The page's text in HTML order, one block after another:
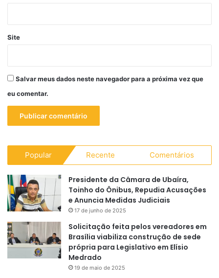
Site
Salvar meus dados neste navegador para a próxima vez que
eu comentar.
Popular Recente Comentários
Presidente da Câmara de Ubaíra,
Toinho do Ônibus, Repudia Acusações
e Anuncia Medidas Judiciais
17 de junho de 2025
Solicitação feita pelos vereadores em
Brasília viabiliza construção de sede
própria para Legislativo em Elísio
Medrado
19 de maio de 2025